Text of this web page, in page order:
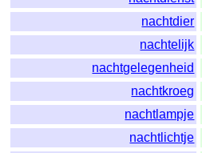
nachtdier
nachtelijk
nachtgelegenheid
nachtkroeg
nachtlampje
nachtlichtje